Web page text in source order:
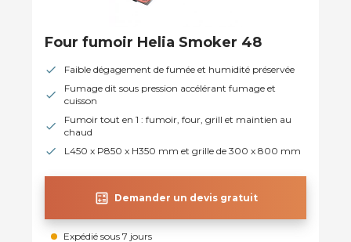
Four fumoir Helia Smoker 48
Faible dégagement de fumée et humidité préservée
Fumage dit sous pression accélérant fumage et
cuisson
Fumoir tout en 1 : fumoir, four, grill et maintien au
chaud
L450 x P850 x H350 mm et grille de 300 x 800 mm
calculate Demander un devis gratuit
Expédié sous 7 jours